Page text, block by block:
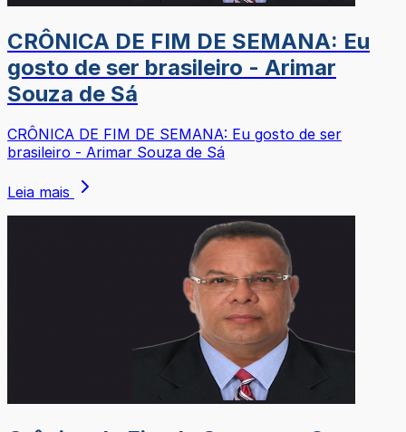
CRÔNICA DE FIM DE SEMANA: Eu
gosto de ser brasileiro - Arimar
Souza de Sá
CRÔNICA DE FIM DE SEMANA: Eu gosto de ser
brasileiro - Arimar Souza de Sá
Leia mais